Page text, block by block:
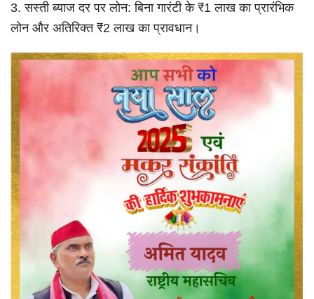
3. सस्ती ब्याज दर पर लोन: बिना गारंटी के ₹1 लाख का प्रारंभिक
लोन और अतिरिक्त ₹2 लाख का प्रावधान।